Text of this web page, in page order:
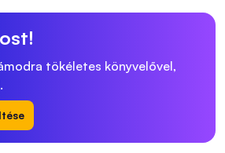
tökéletes könyvelővel,